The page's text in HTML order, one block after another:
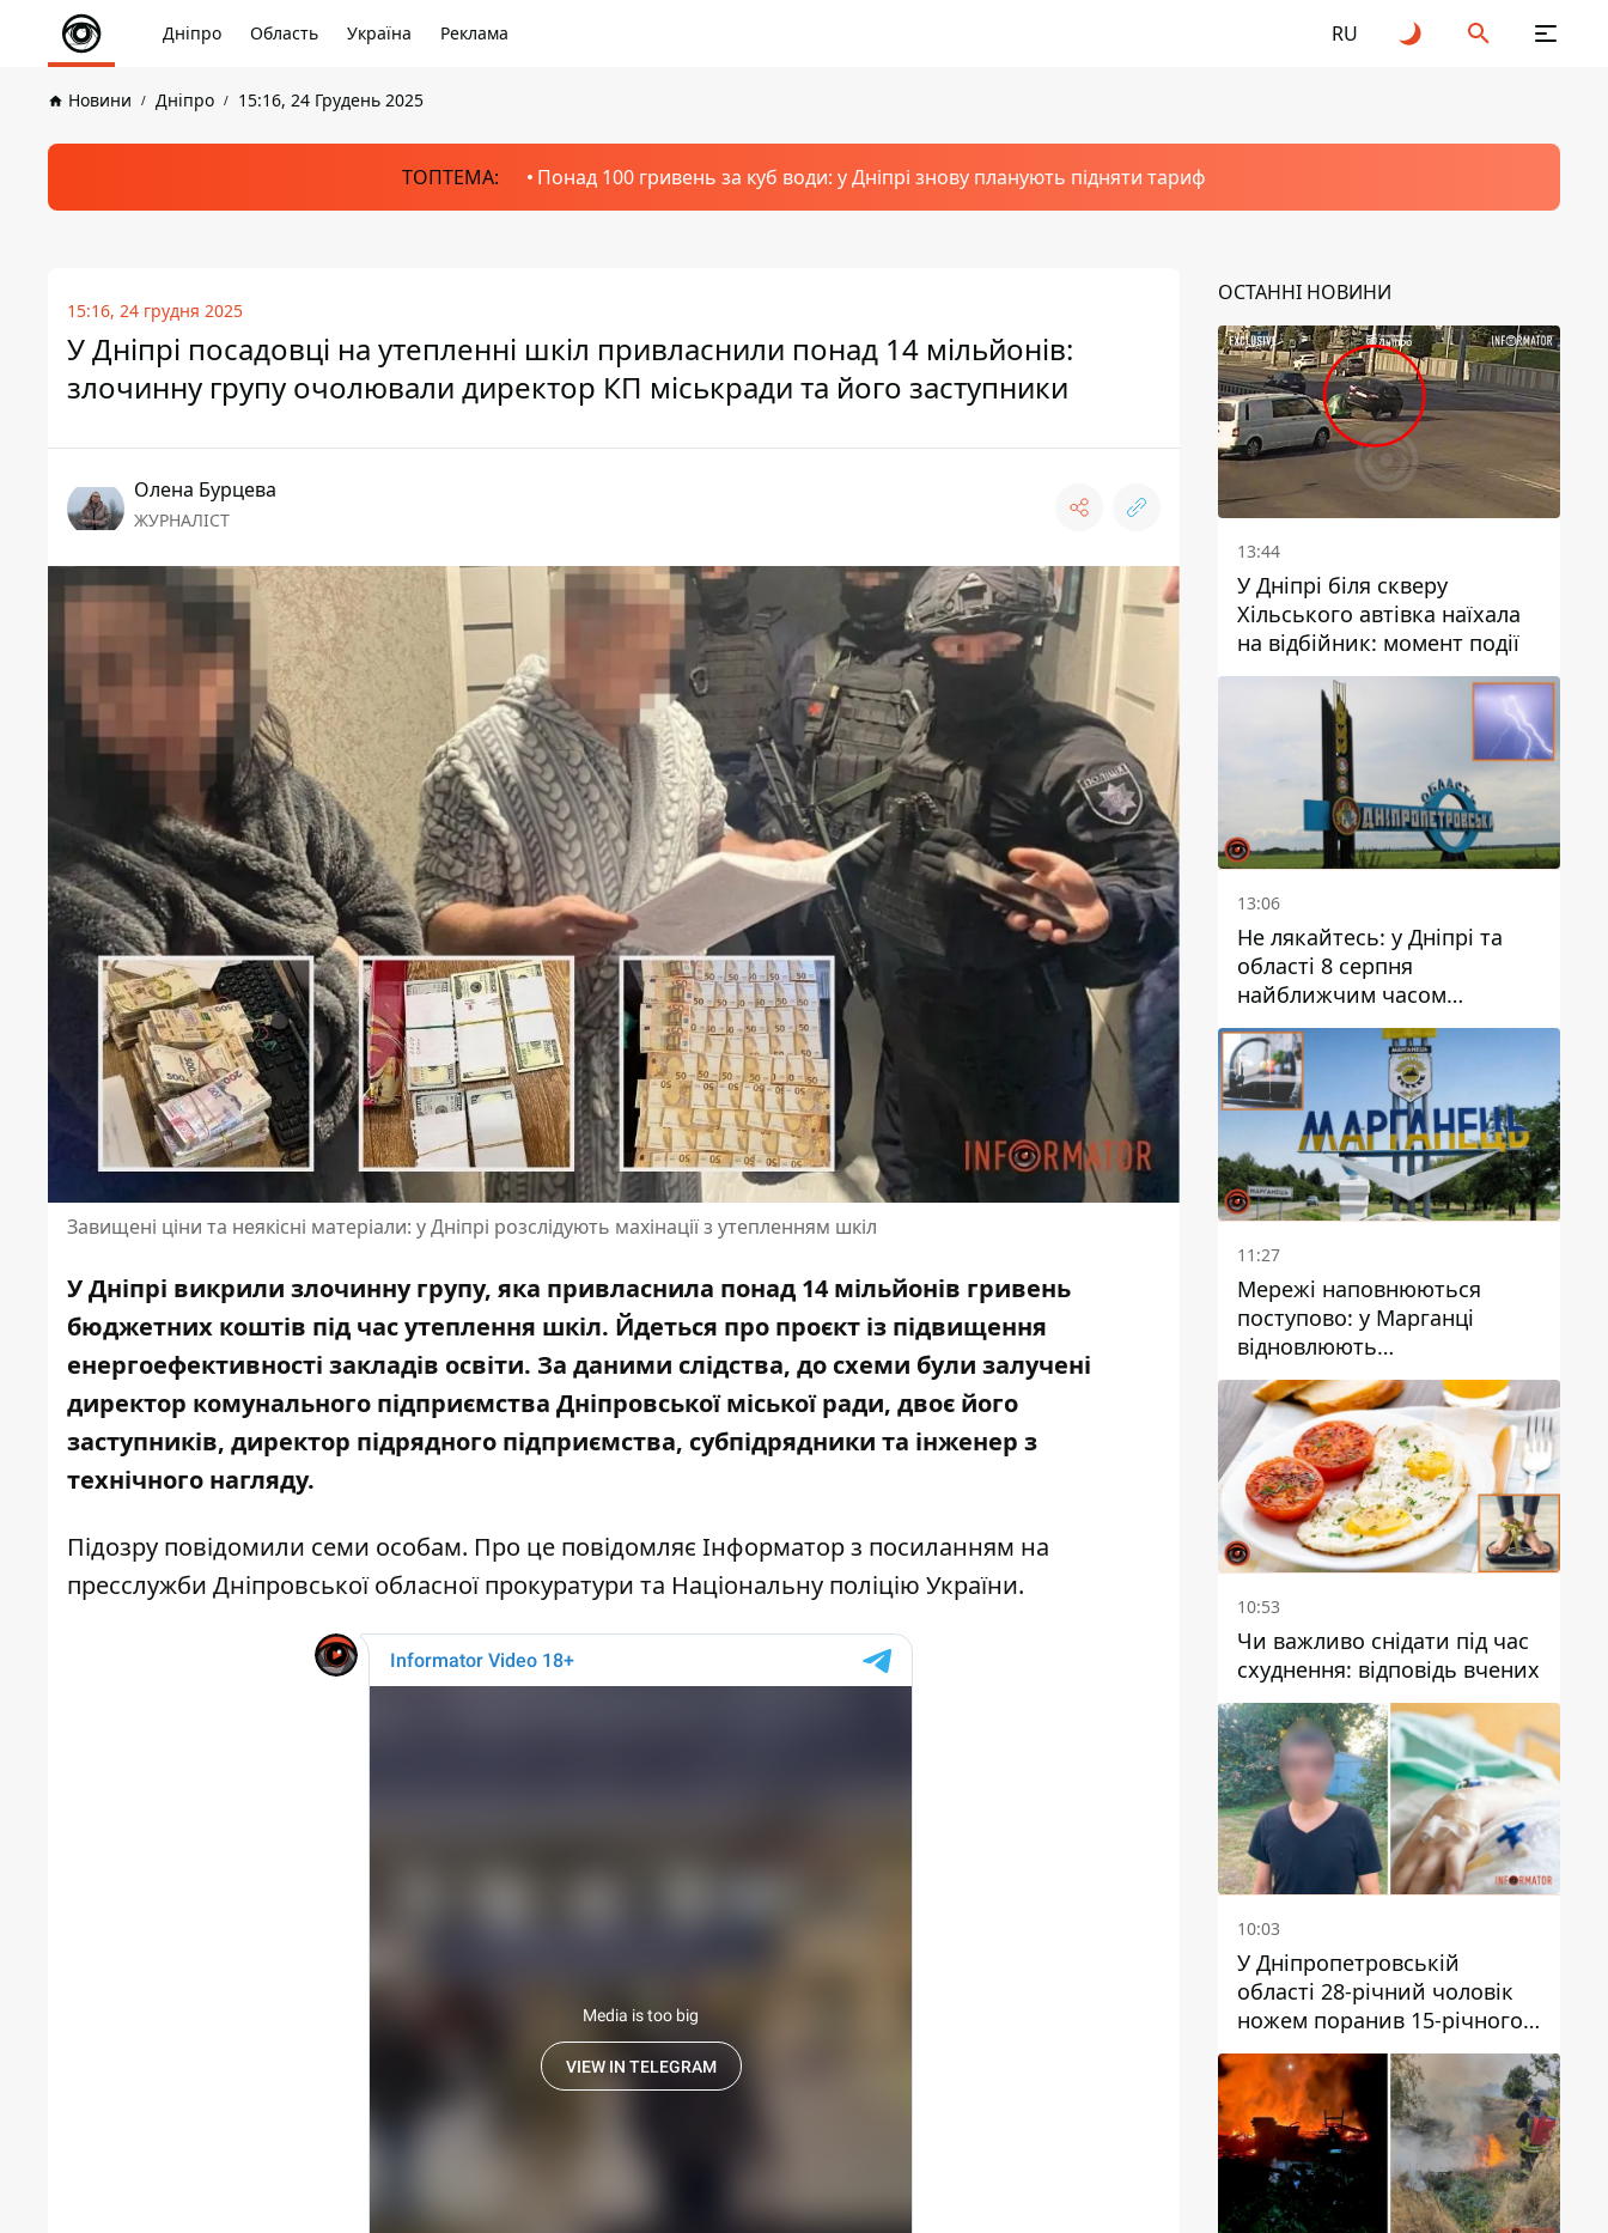
Дніпро Область Україна Реклама RU
Новини Дніпро 15:16, 24 Грудень 2025
ТОПТЕМА: Понад 100 гривень за куб води: у Дніпрі знову планують підняти тариф
15:16, 24 грудня 2025
У Дніпрі посадовці на утепленні шкіл привласнили понад 14 мільйонів:
злочинну групу очолювали директор КП міськради та його заступники
Олена Бурцева
ЖУРНАЛІСТ
Завищені ціни та неякісні матеріали: у Дніпрі розслідують махінації з утепленням шкіл
У Дніпрі викрили злочинну групу, яка привласнила понад 14 мільйонів гривень
бюджетних коштів під час утеплення шкіл. Йдеться про проєкт із підвищення
енергоефективності закладів освіти. За даними слідства, до схеми були залучені
директор комунального підприємства Дніпровської міської ради, двоє його
заступників, директор підрядного підприємства, субпідрядники та інженер з
технічного нагляду.
Підозру повідомили семи особам. Про це повідомляє Інформатор з посиланням на
пресслужби Дніпровської обласної прокуратури та Національну поліцію України.
ОСТАННІ НОВИНИ
13:44
У Дніпрі біля скверу
Хільського автівка наїхала
на відбійник: момент події
13:06
Не лякайтесь: у Дніпрі та
області 8 серпня
найближчим часом
очікується гроза
11:27
Мережі наповнюються
поступово: у Марганці
відновлюють
водопостачання
10:53
Чи важливо снідати під час
схуднення: відповідь вчених
10:03
У Дніпропетровській
області 28-річний чоловік
ножем поранив 15-річного
хлопця